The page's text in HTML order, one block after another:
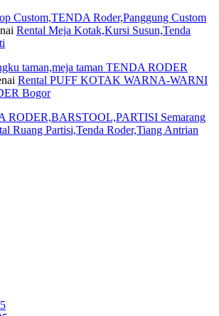
Custom,TENDA Roder,Panggung Custom
Rental Meja Kotak,Kursi Susun,Tenda
taman,meja taman TENDA RODER
Rental PUFF KOTAK WARNA-WARNI
Bogor
RODER,BARSTOOL,PARTISI Semarang
Ruang Partisi,Tenda Roder,Tiang Antrian